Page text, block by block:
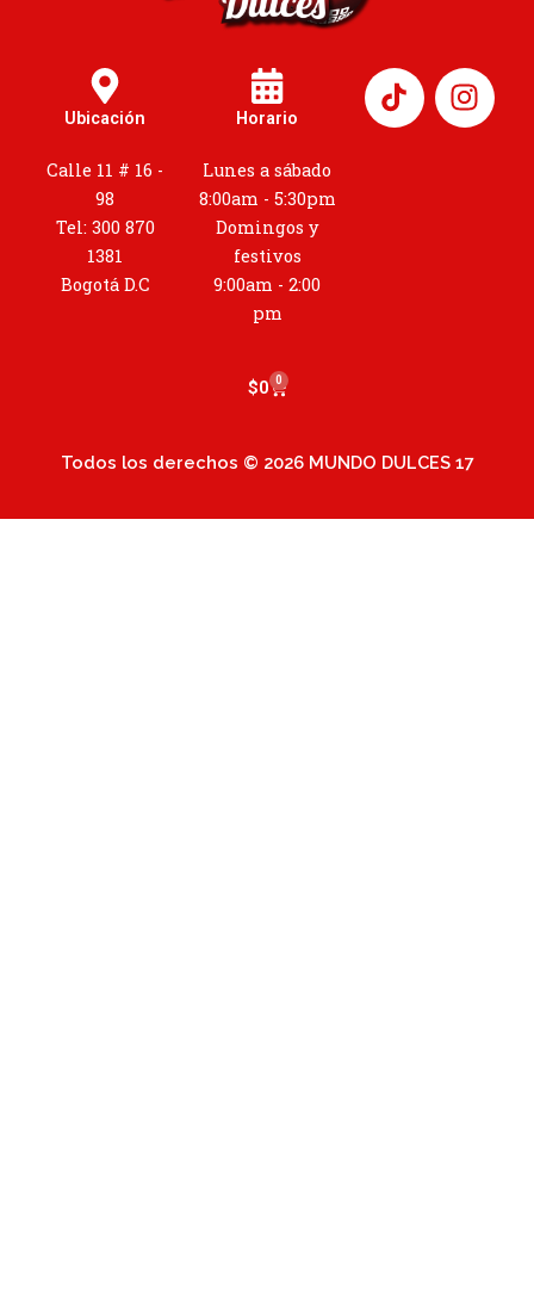
Ubicación
Calle 11 # 16 -
98
Tel: 300 870
1381
Bogotá D.C
Horario
Lunes a sábado
8:00am - 5:30pm
Domingos y
festivos
9:00am - 2:00
pm
I
n
s
$0 0
Cart
Todos los derechos © 2026 MUNDO DULCES 17